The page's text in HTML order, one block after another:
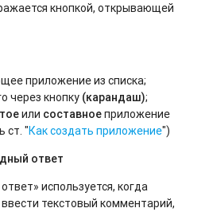
кнопкой, открывающей
приложение из списка;
через кнопку (карандаш);
или составноеприложение
ст. "Как создать приложение")
ответ
используется, когда
текстовый комментарий,